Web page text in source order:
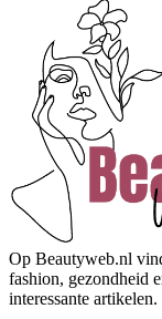
Op Beautyweb.nl
fashion, gezondheid
interessante artikelen.